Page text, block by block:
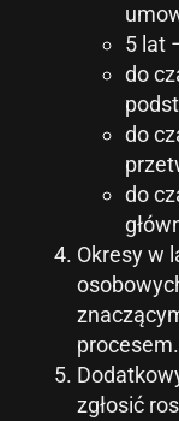
5 lat
do
do
do
Okresy w
zgłosić